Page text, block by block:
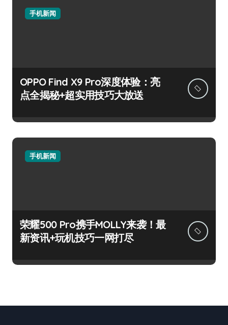
手机新闻
OPPO Find X9 Pro深度体验：亮
点全揭秘+超实用技巧大放送
手机新闻
荣耀500 Pro携手MOLLY来袭！最
新资讯+玩机技巧一网打尽